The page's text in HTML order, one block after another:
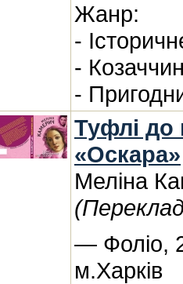
Жанр:
-
-
-
Туфлі до
«Оскара»
Меліна
— Фоліо,
м.Харків